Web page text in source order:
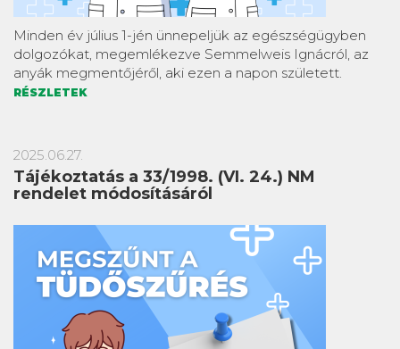
Minden év július 1-jén ünnepeljük az egészségügyben
dolgozókat, megemlékezve Semmelweis Ignácról, az
anyák megmentőjéről, aki ezen a napon született.
RÉSZLETEK
2025.06.27.
Tájékoztatás a 33/1998. (VI. 24.) NM
rendelet módosításáról